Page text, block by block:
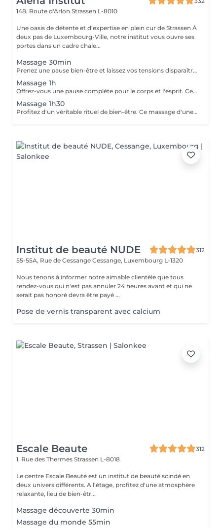
148, Route d'Arlon Strassen L-8010
Une oasis de détente et d'expertise en plein cur de Strassen À
deux pas de Luxembourg-Ville, notre institut vous ouvre ses
portes dans un cadre chale...
Massage 30min
Prenez une pause bien-être et laissez vos tensions disparaître. Ce massage de 30 minutes détend les muscles, apaise l'esprit et vous procure une sensation de relaxation profonde. Un moment parfait pour retrouver énergie et sérénité.
Massage 1h
Offrez-vous une pause complète pour le corps et l'esprit. Ce massage d'une heure détend en profondeur les muscles, libère les tensions et procure une relaxation durable. Un moment idéal pour retrouver énergie, équilibre et bien-être.
Massage 1h30
Profitez d'un véritable rituel de bien-être. Ce massage d'une heure et demi offre une relaxation intense, soulage les tensions et revitalise le corps et l'esprit. Un moment privilégié pour se ressourcer pleinement et retrouver sérénité et vitalité.
Institut de beauté NUDE
312
55-55A, Rue de Cessange Cessange, Luxembourg L-1320
Nous tenons à informer notre aimable clientèle que tous
rendez-vous qui n'est pas annuler 24 heures avant et qui ne
serait pas honoré devra être payé ...
Pose de vernis transparent avec calcium
Escale Beaute
312
1, Rue des Thermes Strassen L-8018
Le centre Escale Beauté est un institut de beauté scindé en
deux univers différents. A l'étage, profitez d'une atmosphère
relaxante, lieu de bien-êtr...
Massage découverte 30min
Massage du monde 55min